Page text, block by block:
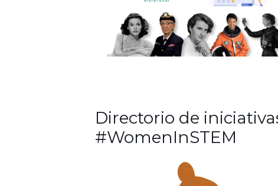
Directorio de
#WomenInSTEM